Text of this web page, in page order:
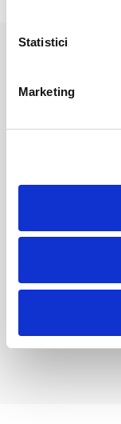
Statistici
Marketing
Obelisc malachit
200,00